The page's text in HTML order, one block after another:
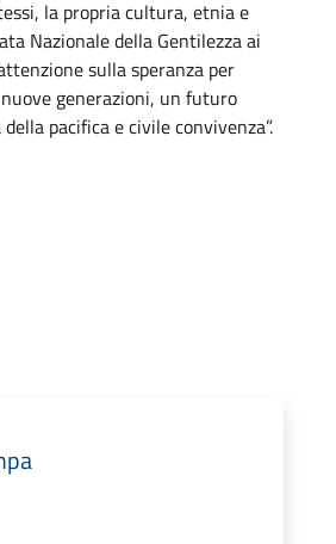
la propria cultura, etnia e
Nazionale della Gentilezza ai
sulla speranza per
generazioni, un futuro
pacifica e civile convivenza”.